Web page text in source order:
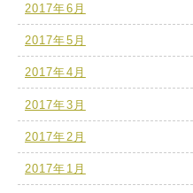
2017年6月
2017年5月
2017年4月
2017年3月
2017年2月
2017年1月